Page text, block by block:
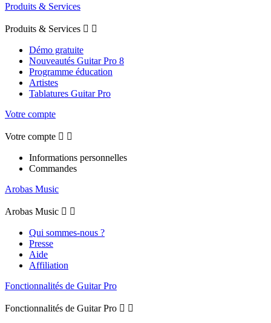
Produits & Services
Produits & Services  
Démo gratuite
Nouveautés Guitar Pro 8
Programme éducation
Artistes
Tablatures Guitar Pro
Votre compte
Votre compte  
Informations personnelles
Commandes
Arobas Music
Arobas Music  
Qui sommes-nous ?
Presse
Aide
Affiliation
Fonctionnalités de Guitar Pro
Fonctionnalités de Guitar Pro  